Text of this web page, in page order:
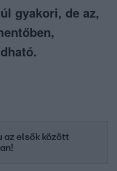
gyakori, de az,
az elsők között